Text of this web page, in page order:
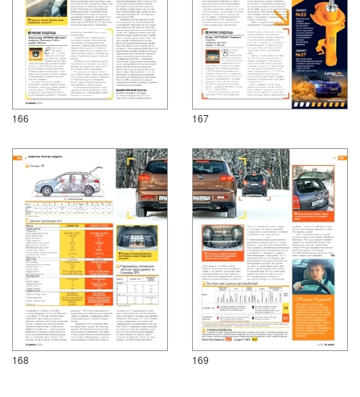
166 167
168 169